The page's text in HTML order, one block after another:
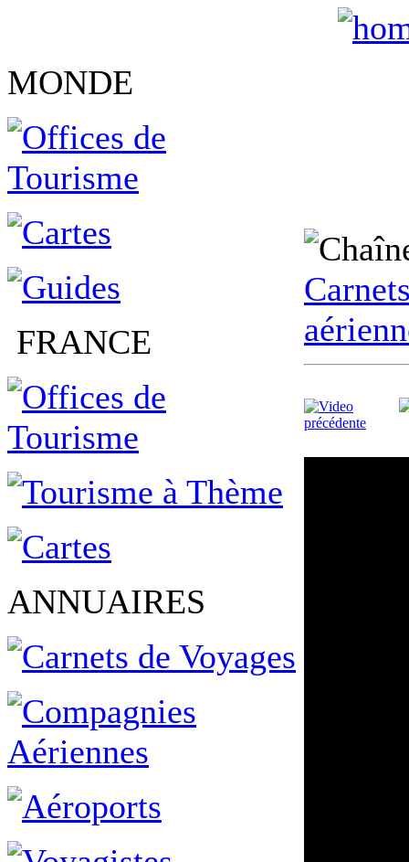
MONDE
FRANCE
ANNUAIRES